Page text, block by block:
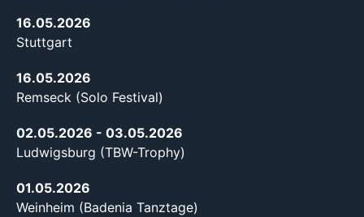
16.05.2026
Stuttgart
16.05.2026
Remseck (Solo Festival)
02.05.2026 - 03.05.2026
Ludwigsburg (TBW-Trophy)
01.05.2026
Weinheim (Badenia Tanztage)